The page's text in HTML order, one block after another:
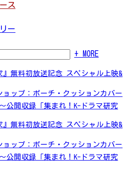
ス
ー
+ MORE
』無料初放送記念 スペシャル上映&
ョップ：ポーチ・クッションカバー
公開収録「集まれ！K-ドラマ研究
』無料初放送記念 スペシャル上映&
ョップ：ポーチ・クッションカバー
公開収録「集まれ！K-ドラマ研究